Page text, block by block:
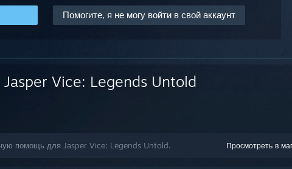
Помогите, я не могу войти в свой аккаунт
Jasper Vice: Legends Untold
Просмотреть в
помощь для Jasper Vice: Legends Untold.